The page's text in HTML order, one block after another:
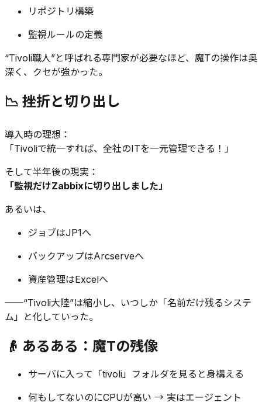
リポジトリ構築
監視ルールの定義
“Tivoli職人”と呼ばれる専門家が必要なほど、魔Tの操作は奥
深く、クセが強かった。
📉 挫折と切り出し
導入時の理想：
「Tivoliで統一すれば、全社のITを一元管理できる！」
そして半年後の現実：
「監視だけZabbixに切り出しました」
あるいは、
ジョブはJP1へ
バックアップはArcserveへ
資産管理はExcelへ
──“Tivoli大陸”は縮小し、いつしか「名前だけ残るシステ
ム」と化していった。
👴 あるある：魔Tの残像
サーバに入って「tivoli」フォルダを見ると身構える
何もしてないのにCPUが高い → 実はエージェント